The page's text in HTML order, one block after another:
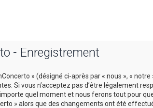
- Enregistrement
» (désigné ci-après par « nous », «
Si vous n’acceptez pas d’être légalement
quel moment et nous ferons tout pour
» alors que des changements ont été